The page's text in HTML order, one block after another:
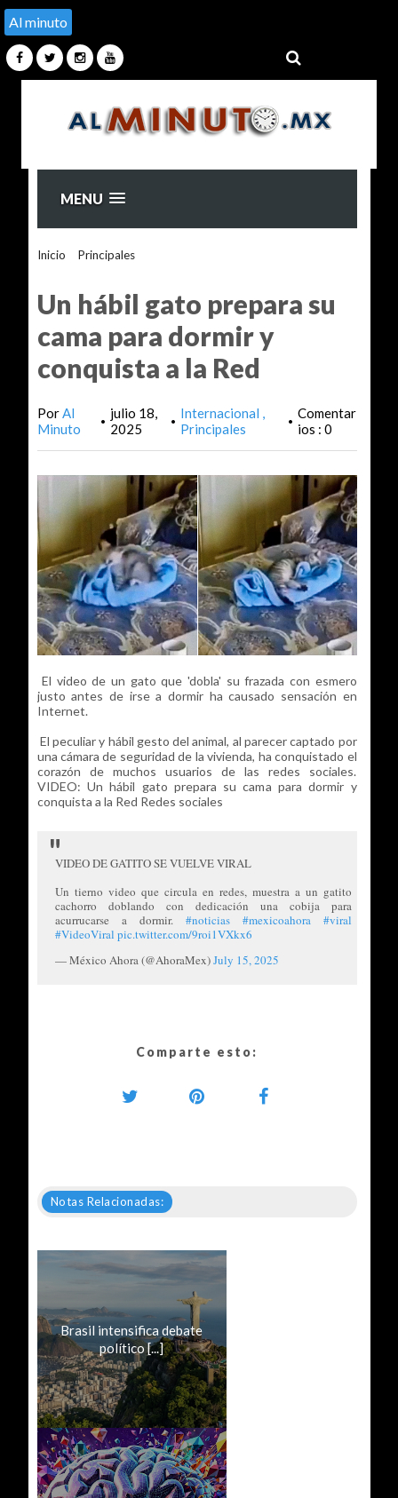
Al minuto
MENU
Inicio Principales>
Un hábil gato prepara su
cama para dormir y
conquista a la Red
PorAl
Minuto
• julio 18,
2025
• Internacional
Principales
• Comentar
ios : 0
El video de un gato que 'dobla' su frazada con esmero
justo antes de irse a dormir ha causado sensación en
Internet.
El peculiar y hábil gesto del animal, al parecer captado por
una cámara de seguridad de la vivienda, ha conquistado el
corazón de muchos usuarios de las redes sociales.
VIDEO: Un hábil gato prepara su cama para dormir y
conquista a la Red Redes sociales
VIDEO DE GATITO SE VUELVE VIRAL
Un tierno video que circula en redes, muestra a un gatito
cachorro doblando con dedicación una cobija para
acurrucarse a dormir. #noticias #mexicoahora
#viral
#VideoViral pic.twitter.com/9roi1VXkx6
— México Ahora (@AhoraMex)July 15, 2025
Comparte esto:
Notas Relacionadas:
Brasil intensifica debate
político [...]